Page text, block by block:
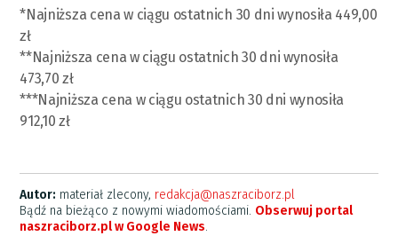
*Najniższa cena w ciągu ostatnich 30 dni wynosiła 449,00
zł
**Najniższa cena w ciągu ostatnich 30 dni wynosiła
473,70 zł
***Najniższa cena w ciągu ostatnich 30 dni wynosiła
912,10 zł
Autor: materiał zlecony, redakcja@naszraciborz.pl
Bądź na bieżąco z nowymi wiadomościami. Obserwuj portal
naszraciborz.pl w Google News.